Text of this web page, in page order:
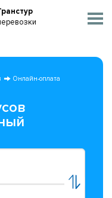
Онлайн-оплата